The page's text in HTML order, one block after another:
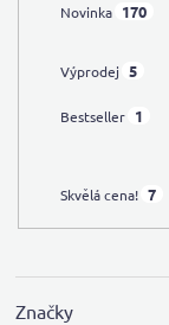
Novinka 170
Výprodej 5
Bestseller 1
Skvělá cena! 7
Značky